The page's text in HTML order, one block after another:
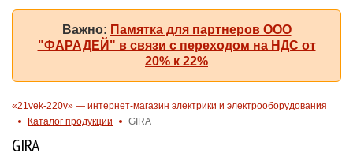
Важно: Памятка для партнеров ООО
"ФАРАДЕЙ" в связи с переходом на НДС от
20% к 22%
«21vek-220v» — интернет-магазин электрики и электрооборудования
Каталог продукции
GIRA
GIRA